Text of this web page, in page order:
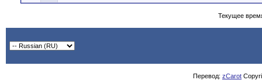
Текущее
Перевод: zCarot